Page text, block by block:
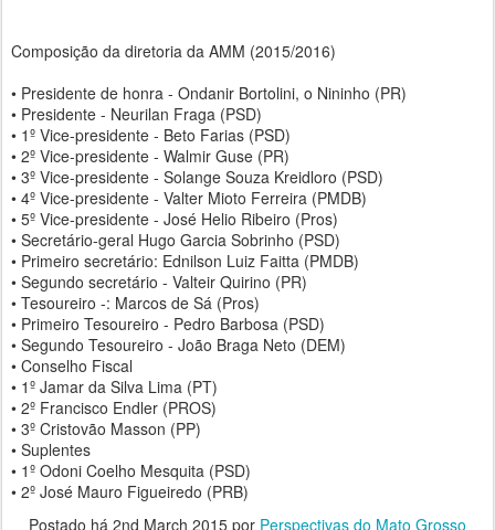
Composição da diretoria da AMM (2015/2016)
• Presidente de honra - Ondanir Bortolini, o Nininho (PR)
• Presidente - Neurilan Fraga (PSD)
• 1º Vice-presidente - Beto Farias (PSD)
• 2º Vice-presidente - Walmir Guse (PR)
• 3º Vice-presidente - Solange Souza Kreidloro (PSD)
• 4º Vice-presidente - Valter Mioto Ferreira (PMDB)
• 5º Vice-presidente - José Helio Ribeiro (Pros)
• Secretário-geral Hugo Garcia Sobrinho (PSD)
• Primeiro secretário: Ednilson Luiz Faitta (PMDB)
• Segundo secretário - Valteir Quirino (PR)
• Tesoureiro -: Marcos de Sá (Pros)
• Primeiro Tesoureiro - Pedro Barbosa (PSD)
• Segundo Tesoureiro - João Braga Neto (DEM)
• Conselho Fiscal
• 1º Jamar da Silva Lima (PT)
• 2º Francisco Endler (PROS)
• 3º Cristovão Masson (PP)
• Suplentes
• 1º Odoni Coelho Mesquita (PSD)
• 2º José Mauro Figueiredo (PRB)
Postado há 2nd March 2015 por Perspectivas do Mato Grosso